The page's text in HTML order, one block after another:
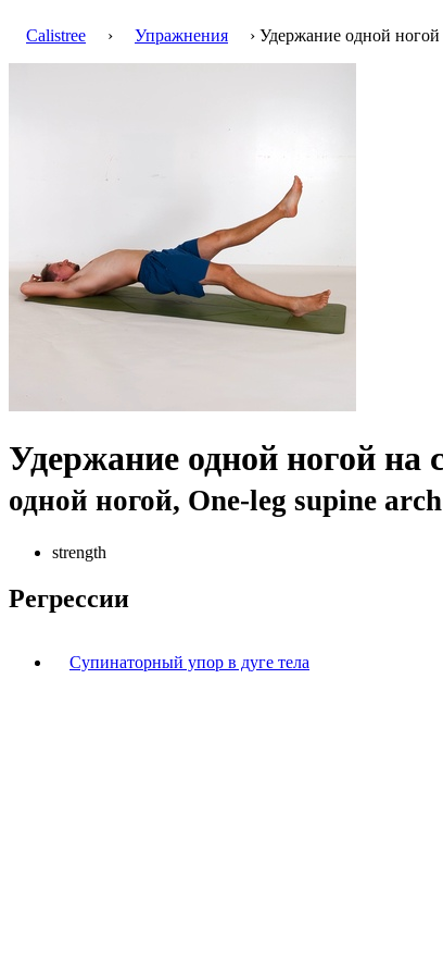
Calistree › Упражнения › Удержание одной
Удержание одной ногой на
одной ногой, One-leg supine
strength
Регрессии
Супинаторный упор в дуге тела